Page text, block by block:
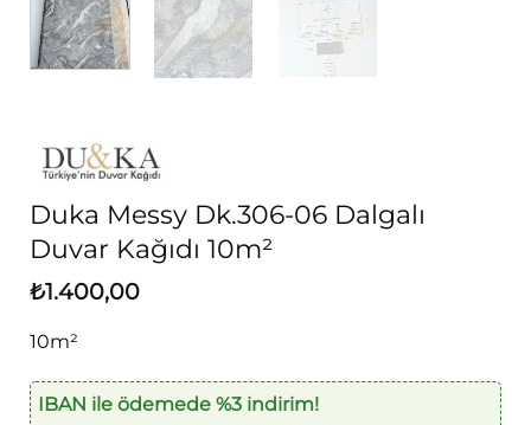
Duka Messy Dk.306-06 Dalgalı
Duvar Kağıdı 10m²
₺1.400,00
10m²
IBAN ile ödemede %3 indirim!